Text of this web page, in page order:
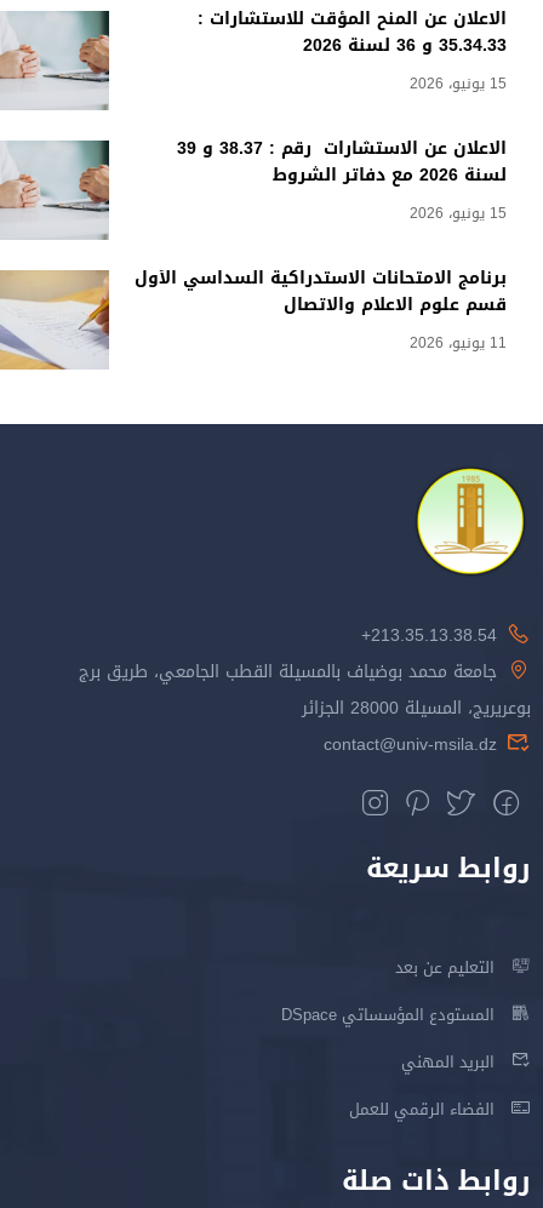
الاعلان عن المنح المؤقت للاستشارات :
35.34.33 و 36 لسنة 2026
15 يونيو، 2026
الاعلان عن الاستشارات رقم : 38.37 و 39
لسنة 2026 مع دفاتر الشروط
15 يونيو، 2026
برنامج الامتحانات الاستدراكية السداسي الأول
قسم علوم الاعلام والاتصال
11 يونيو، 2026
213.35.13.38.54+
جامعة محمد بوضياف بالمسيلة القطب الجامعي، طريق برج
بوعريريج، المسيلة 28000 الجزائر
contact@univ-msila.dz
روابط سريعة
التعليم عن بعد
المستودع المؤسساتي DSpace
البريد المهني
الفضاء الرقمي للعمل
روابط ذات صلة